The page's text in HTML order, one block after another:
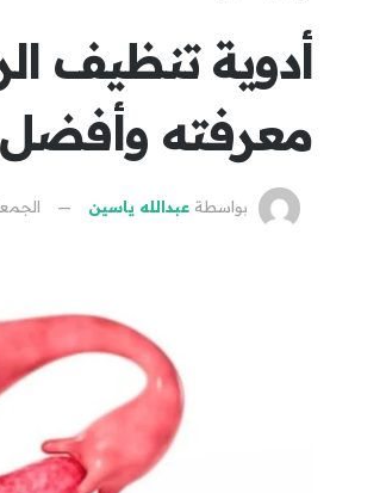
أدوية تنظيف
معرفته وأفضل
بواسطةعبدالله ياسين الجمعة, 25